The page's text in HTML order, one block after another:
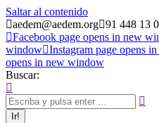
Saltar al contenido
aedem@aedem.org 91 448 13
Facebook page opens in new
window Instagram page opens
opens in new window
Buscar: